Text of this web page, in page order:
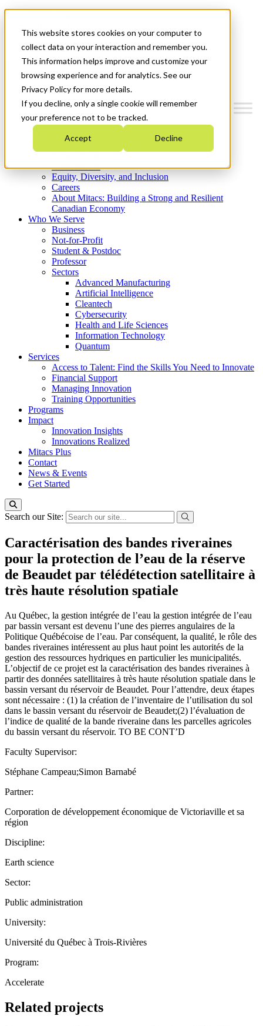
This website stores cookies on your computer to
collect data on your interaction and remember you.
This information helps improve and customize your
browsing experience and for analytics. See our
Privacy Policy for more details.
If you decline, only a single cookie will remember
your preference not to be tracked.
Accept Decline
News & Events
Get Started
Menu
Who We Are
Strategic Plan 2026-2030
What We Do
Equity, Diversity, and Inclusion
Careers
About Mitacs: Building a Strong and Resilient
Canadian Economy
Who We Serve
Business
Not-for-Profit
Student & Postdoc
Professor
Sectors
Advanced Manufacturing
Artificial Intelligence
Cleantech
Cybersecurity
Health and Life Sciences
Information Technology
Quantum
Services
Access to Talent: Find the Skills You Need to Innovate
Financial Support
Managing Innovation
Training Opportunities
Programs
Impact
Innovation Insights
Innovations Realized
Mitacs Plus
Contact
News & Events
Get Started
Search our Site:
Caractérisation des bandes riveraines
pour la protection de l’eau de la réserve
de Beaudet par télédétection satellitaire à
très haute résolution spatiale
Au Québec, la gestion intégrée de l’eau la gestion intégrée de l’eau
par bassin versant est devenu l’une des pierres angulaires de la
Politique Québécoise de l’eau. Par conséquent, la qualité, le rôle des
bandes riveraines intéressent au plus haut point les autorités de la
gestion des ressources hydriques en particulier les municipalités.
L’objectif de ce projet est la caractérisation des bandes riveraines à
partir des données satellitaires à très haute résolution spatiale dans le
bassin versant du réservoir de Beaudet. Pour l’attendre, deux étapes
sont nécessaire : (1) la création de l’inventaire de l’utilisation du sol
dans le bassin versant du réservoir de Beaudet;(2) l’évaluation de
l’indice de qualité de la bande riveraine dans les parcelles agricoles
du bassin versant du réservoir. TO BE CONT’D
Faculty Supervisor:
Stéphane Campeau;Simon Barnabé
Partner:
Corporation de développement économique de Victoriaville et sa
région
Discipline:
Earth science
Sector:
Public administration
University:
Université du Québec à Trois-Rivières
Program:
Accelerate
Related projects